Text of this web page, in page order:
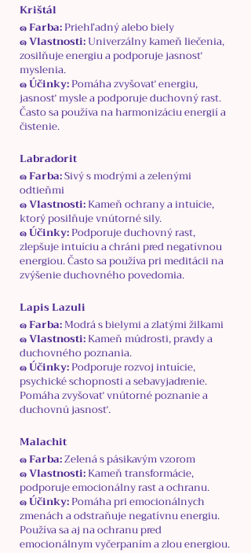
Krištál
๑ Farba:Priehľadný alebo biely
๑ Vlastnosti:Univerzálny kameň liečenia,
zosilňuje energiu a podporuje jasnosť
myslenia.
๑ Účinky:Pomáha zvyšovať energiu,
jasnosť mysle a podporuje duchovný rast.
Často sa používa na harmonizáciu energií a
čistenie.
Labradorit
๑ Farba:Sivý s modrými a zelenými
odtieňmi
๑ Vlastnosti:Kameň ochrany a intuície,
ktorý posilňuje vnútorné sily.
๑ Účinky:Podporuje duchovný rast,
zlepšuje intuíciu a chráni pred negatívnou
energiou. Často sa používa pri meditácii na
zvýšenie duchovného povedomia.
Lapis Lazuli
๑ Farba:Modrá s bielymi a zlatými žilkami
๑ Vlastnosti:Kameň múdrosti, pravdy a
duchovného poznania.
๑ Účinky:Podporuje rozvoj intuície,
psychické schopnosti a sebavyjadrenie.
Pomáha zvyšovať vnútorné poznanie a
duchovnú jasnosť.
Malachit
๑ Farba:Zelená s pásikavým vzorom
๑ Vlastnosti:Kameň transformácie,
podporuje emocionálny rast a ochranu.
๑ Účinky:Pomáha pri emocionálnych
zmenách a odstraňuje negatívnu energiu.
Používa sa aj na ochranu pred
emocionálnym vyčerpaním a zlou energiou.